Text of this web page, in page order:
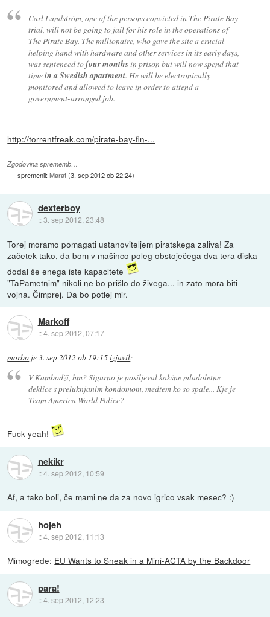
Carl Lundström, one of the persons convicted in The Pirate Bay
trial, will not be going to jail for his role in the operations of
The Pirate Bay. The millionaire, who gave the site a crucial
helping hand with hardware and other services in its early days,
was sentenced tofour monthsin prison but will now spend that
timein a Swedish apartment. He will be electronically
monitored and allowed to leave in order to attend a
government-arranged job.
http://torrentfreak.com/pirate-bay-fin-...
Zgodovina sprememb…
spremenil:Marat(3. sep 2012 ob 22:24)
dexterboy
::3. sep 2012, 23:48
Torej moramo pomagati ustanoviteljem piratskega zaliva! Za
začetek tako, da bom v mašinco poleg obstoječega dva tera diska
dodal še enega iste kapacitete
"TaPametnim" nikoli ne bo prišlo do živega... in zato mora biti
vojna. Čimprej. Da bo potlej mir.
Markoff
::4. sep 2012, 07:17
morbo je3. sep 2012 ob 19:15izjavil:
V Kambodži, hm? Sigurno je posiljeval kakšne mladoletne
deklice s preluknjanim kondomom, medtem ko so spale... Kje je
Team America World Police?
Fuck yeah!
nekikr
::4. sep 2012, 10:59
Af, a tako boli, če mami ne da za novo igrico vsak mesec? :)
hojeh
::4. sep 2012, 11:13
Mimogrede: EU Wants to Sneak in a Mini-ACTA by the Backdoor
para!
::4. sep 2012, 12:23